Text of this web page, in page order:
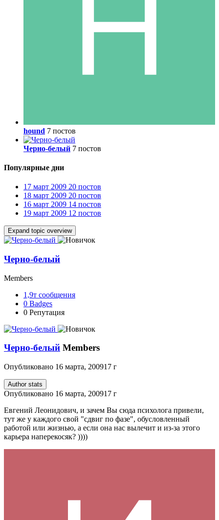
hound 7 постов
Черно-белый 7 постов
Популярные дни
17 март 2009 20 постов
18 март 2009 20 постов
16 март 2009 14 постов
19 март 2009 12 постов
Expand topic overview
Черно-белый
Members
1,9т сообщения
0 Badges
0 Репутация
Черно-белый Members
Опубликовано 16 марта, 200917 г
Author stats
Опубликовано 16 марта, 200917 г
Евгений Леонидович, и зачем Вы сюда психолога привели,
тут же у каждого свой "сдвиг по фазе", обусловленный
работой или жизнью, а если она нас вылечит и из-за этого
карьера наперекосяк? ))))